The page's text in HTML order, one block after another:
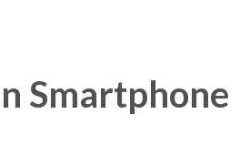
Smartphone